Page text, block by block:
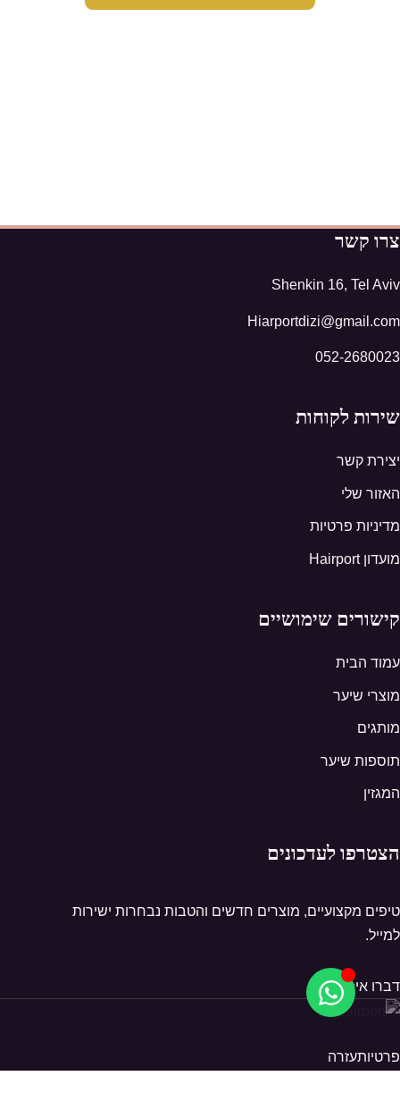
צרו קשר
Shenkin 16, Tel Aviv
Hiarportdizi@gmail.com
052-2680023
שירות לקוחות
יצירת קשר
האזור שלי
מדיניות פרטיות
מועדון Hairport
קישורים שימושיים
עמוד הבית
מוצרי שיער
מותגים
תוספות שיער
המגזין
הצטרפו לעדכונים
טיפים מקצועיים, מוצרים חדשים והטבות נבחרות ישירות
למייל.
דברו איתנו
פרטיותעזרה